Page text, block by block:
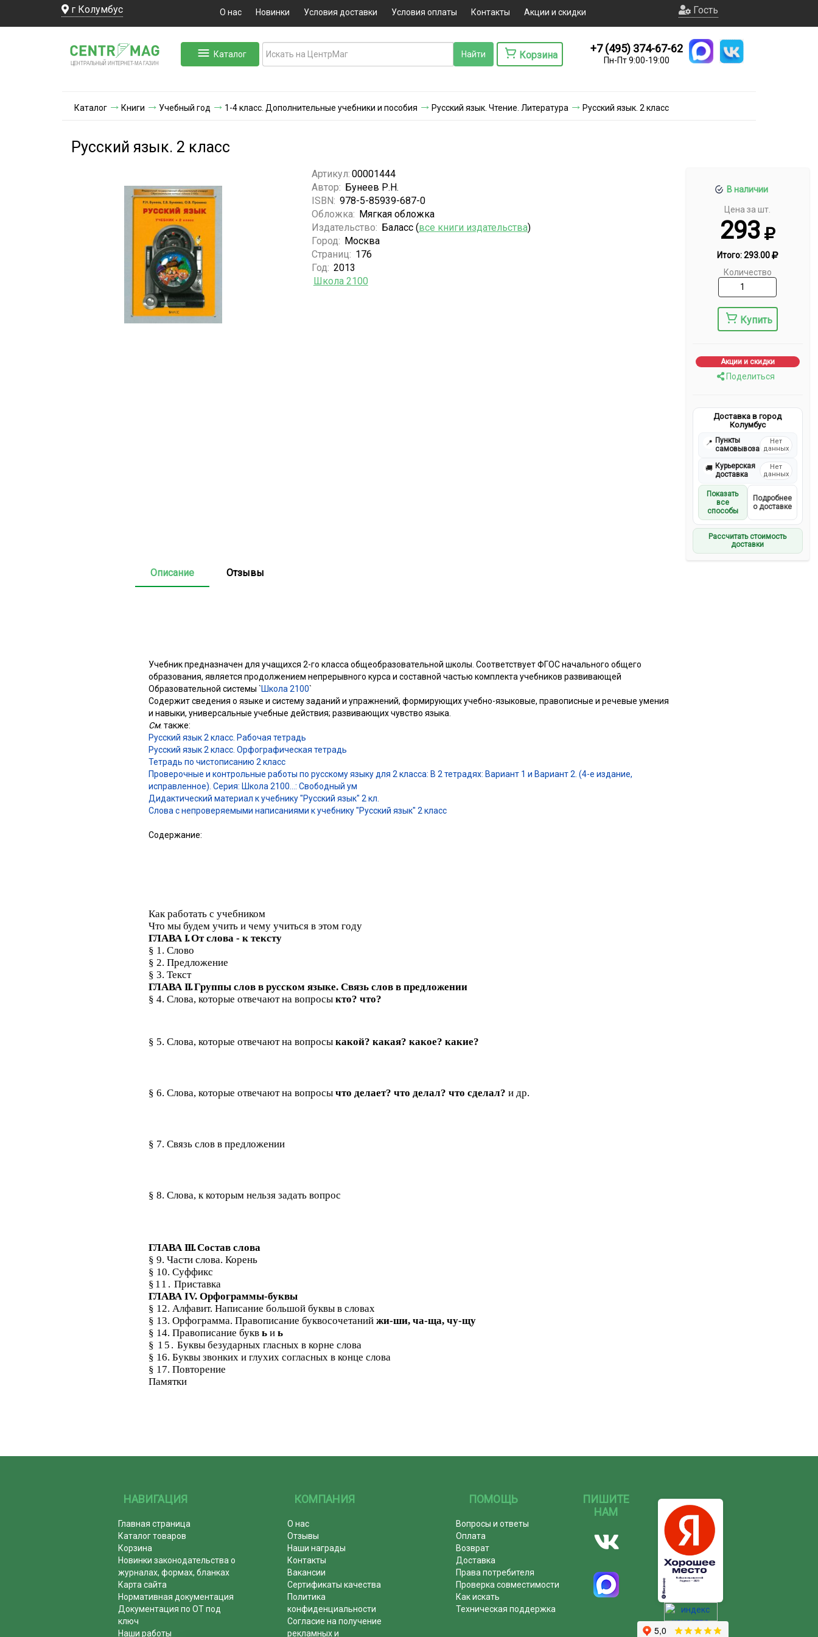
г Колумбус О нас Новинки Условия доставки Условия оплаты Контакты Акции и скидки Гость
ЦЕНТРАЛЬНЫЙ ИНТЕРНЕТ-МА ГАЗИН
Каталог Корзина
+7 (495) 374-67-62
Пн-Пт 9:00-19:00
Каталог Книги Учебный год 1-4 класс. Дополнительные учебники и пособия Русский язык. Чтение. Литература Русский язык. 2 класс
Русский язык. 2 класс
В наличии
Цена за шт.
293
Итого:293.00
Количество
Купить
Акции и скидки
Поделиться
Доставка в город
Колумбус
📍 Пункты
самовывоза
Нет
данных
🚚 Курьерская
доставка
Нет
данных
Показать
все
способы
Подробнее
о доставке
Рассчитать стоимость
доставки
Артикул: 00001444
Автор: Бунеев Р.Н.
ISBN: 978-5-85939-687-0
Обложка: Мягкая обложка
Издательство: Баласс (все книги издательства)
Город: Москва
Страниц: 176
Год: 2013
Школа 2100
Описание Отзывы
Учебник предназначен для учащихся 2-го класса общеобразовательной школы. Соответствует ФГОС начального общего
образования, является продолжением непрерывного курса и составной частью комплекта учебников развивающей
Образовательной системы `Школа 2100`
Содержит сведения о языке и систему заданий и упражнений, формирующих учебно-языковые, правописные и речевые умения
и навыки, универсальные учебные действия; развивающих чувство языка.
См. также:
Русский язык 2 класс. Рабочая тетрадь
Русский язык 2 класс. Орфографическая тетрадь
Тетрадь по чистописанию 2 класс
Проверочные и контрольные работы по русскому языку для 2 класса: В 2 тетрадях: Вариант 1 и Вариант 2. (4-е издание,
исправленное). Серия: Школа 2100…: Свободный ум
Дидактический материал к учебнику "Русский язык" 2 кл.
Слова с непроверяемыми написаниями к учебнику "Русский язык" 2 класс
Содержание:
Как работать с учебником
Что мы будем учить и чему учиться в этом году
ГЛАВА I.От слова - к тексту
§ 1. Слово
§ 2. Предложение
§ 3. Текст
ГЛАВА II.Группы слов в русском языке. Связь слов в предложении
§ 4. Слова, которые отвечают на вопросы кто? что?
§ 5. Слова, которые отвечают на вопросы какой? какая? какое? какие?
§ 6. Слова, которые отвечают на вопросы что делает? что делал? что сделал? и др.
§ 7. Связь слов в предложении
§ 8. Слова, к которым нельзя задать вопрос
ГЛАВАIII.Состав слова
§ 9. Части слова. Корень
§ 10. Суффикс
§11. Приставка
ГЛАВА IV. Орфограммы-буквы
§ 12. Алфавит. Написание большой буквы в словах
§ 13. Орфограмма. Правописание буквосочетаний жи-ши, ча-ща, чу-щу
§ 14. Правописание букв ь и ь
§ 15. Буквы безударных гласных в корне слова
§ 16. Буквы звонких и глухих согласных в конце слова
§ 17. Повторение
Памятки
НАВИГАЦИЯ
Главная страница
Каталог товаров
Корзина
Новинки законодательства о
журналах, формах, бланках
Карта сайта
Нормативная документация
Документация по ОТ под
ключ
Наши работы
КОМПАНИЯ
О нас
Отзывы
Наши награды
Контакты
Вакансии
Сертификаты качества
Политика
конфиденциальности
Согласие на получение
рекламных и
ПОМОЩЬ
Вопросы и ответы
Оплата
Возврат
Доставка
Права потребителя
Проверка совместимости
Как искать
Техническая поддержка
ПИШИТЕ
НАМ